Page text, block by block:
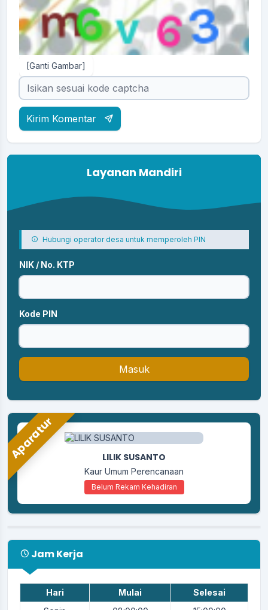
[Ganti Gambar]
Kirim Komentar
Layanan Mandiri
Hubungi operator desa untuk memperoleh PIN
NIK / No. KTP
Kode PIN
Masuk
Aparatur LILIK SUSANTO
Kaur Umum Perencanaan
Belum Rekam Kehadiran
Jam Kerja
Hari Mulai
Selesai